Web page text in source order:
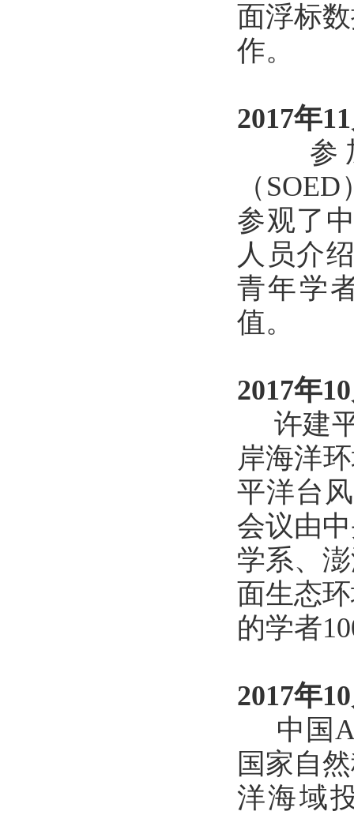
面浮标
作。
2017年
参加
（
参观了
人员介
青年学
值。
2017年
许建平
岸海洋
平洋台
会议由
学系、
面生态
的学者
2017年
中国
国家自
洋海域